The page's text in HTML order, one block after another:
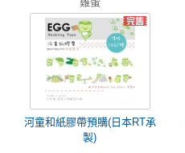
河童和紙膠帶預購(日本RT承
製)